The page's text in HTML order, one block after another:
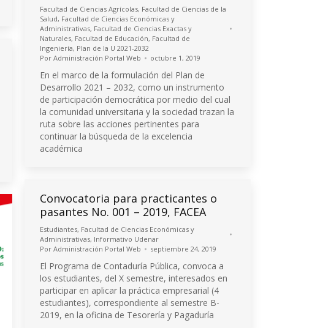
Facultad de Ciencias Agrícolas, Facultad de Ciencias de la
Salud, Facultad de Ciencias Económicas y
Administrativas, Facultad de Ciencias Exactas y
Naturales, Facultad de Educación, Facultad de
Ingeniería, Plan de la U 2021-2032
Por Administración Portal Web octubre 1, 2019
En el marco de la formulación del Plan de
Desarrollo 2021 – 2032, como un instrumento
de participación democrática por medio del cual
la comunidad universitaria y la sociedad trazan la
ruta sobre las acciones pertinentes para
continuar la búsqueda de la excelencia
académica
Convocatoria para practicantes o
pasantes No. 001 – 2019, FACEA
Estudiantes, Facultad de Ciencias Económicas y
Administrativas, Informativo Udenar
Por Administración Portal Web septiembre 24, 2019
El Programa de Contaduría Pública, convoca a
los estudiantes, del X semestre, interesados en
participar en aplicar la práctica empresarial (4
estudiantes), correspondiente al semestre B-
2019, en la oficina de Tesorería y Pagaduría